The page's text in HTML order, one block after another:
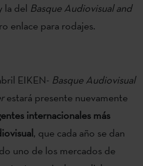
la del Basque Audiovisual and
enlace para rodajes.
EIKEN- Basque Audiovisual
estará presente nuevamente
internacionales más
, que cada año se dan
uno de los mercados de